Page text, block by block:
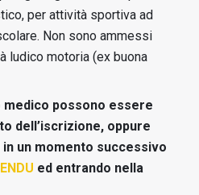
per attività sportiva ad
Non sono ammessi
ludico motoria (ex buona
possono essere
dell’iscrizione, oppure
un momento successivo
ENDU ed entrando nella